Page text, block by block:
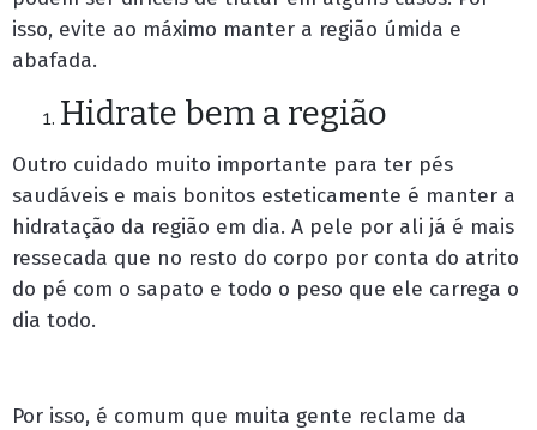
isso, evite ao máximo manter a região úmida e
abafada.
Hidrate bem a região
Outro cuidado muito importante para ter pés
saudáveis e mais bonitos esteticamente é manter a
hidratação da região em dia. A pele por ali já é mais
ressecada que no resto do corpo por conta do atrito
do pé com o sapato e todo o peso que ele carrega o
dia todo.
Por isso, é comum que muita gente reclame da